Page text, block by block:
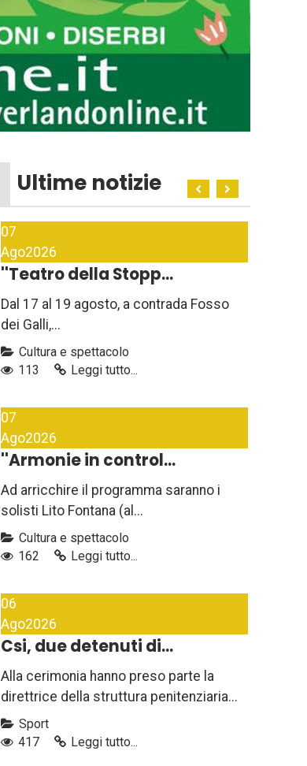
Ultime notizie
07
Ago2026
''Teatro della Stopp...
Dal 17 al 19 agosto, a contrada Fosso
dei Galli,...
Cultura e spettacolo
113
Leggi tutto...
07
Ago2026
''Armonie in control...
Ad arricchire il programma saranno i
solisti Lito Fontana (al...
Cultura e spettacolo
162
Leggi tutto...
06
Ago2026
Csi, due detenuti di...
Alla cerimonia hanno preso parte la
direttrice della struttura penitenziaria...
Sport
417
Leggi tutto...